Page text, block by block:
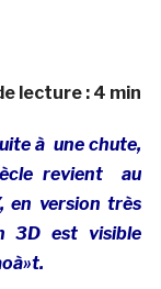
lecture : 4 min
à une chute,
revient au
en version très
3D est visible